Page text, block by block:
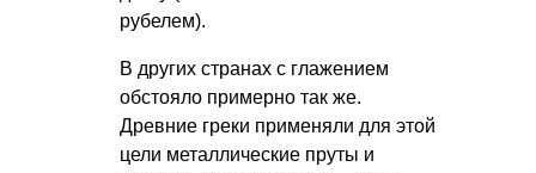
рубелем).
В других странах с глажением
обстояло примерно так же.
Древние греки применяли для этой
цели металлические пруты и